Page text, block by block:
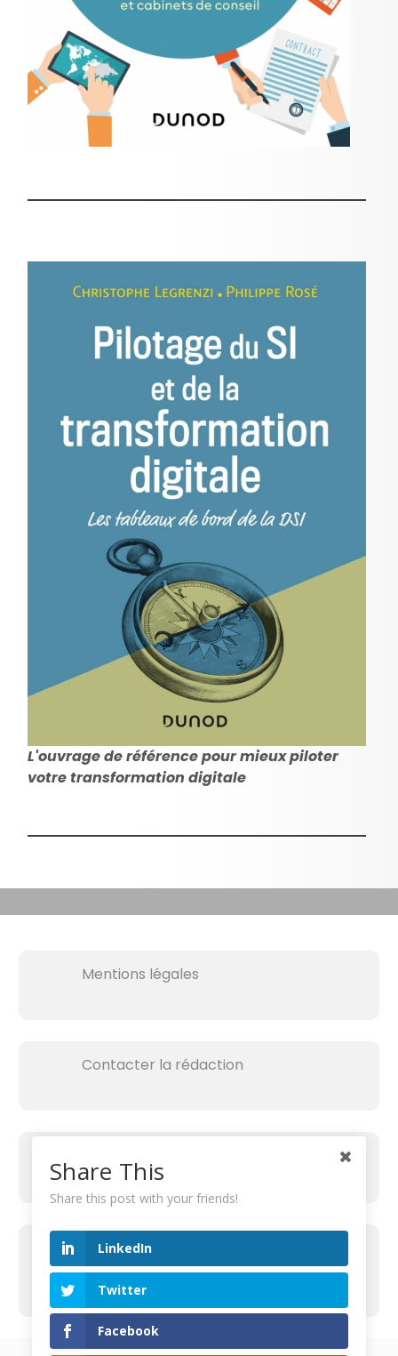
L'ouvrage de référence pour mieux piloter
votre transformation digitale
Mentions légales
Contacter la rédaction
RECHERCHER SUR LE SITE
Share This
Share this post with your friends!
LinkedIn
Twitter
Facebook